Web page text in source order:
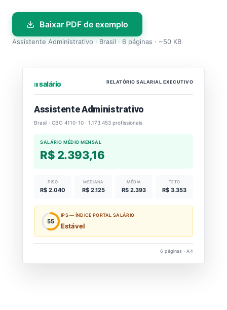
Baixar PDF de exemplo
Assistente Administrativo · Brasil · 6 páginas · ~50 KB
⏐⏐⏐ salário RELATÓRIO SALARIAL EXECUTIVO
Assistente Administrativo
Brasil · CBO 4110-10 · 1.173.453 profissionais
SALÁRIO MÉDIO MENSAL
R$ 2.393,16
PISO
R$ 2.040
MEDIANA
R$ 2.125
MÉDIA
R$ 2.393
TETO
R$ 3.353
55
IPS — ÍNDICE PORTAL SALÁRIO
Estável
6 páginas · A4